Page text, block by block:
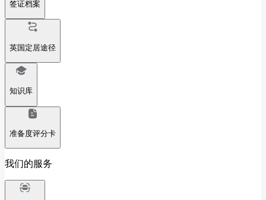
签证档案
英国定居途径
知识库
准备度评分卡
我们的服务